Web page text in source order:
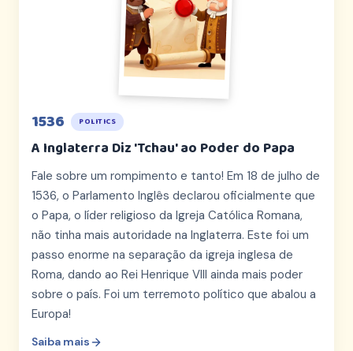
1536 POLITICS
A Inglaterra Diz 'Tchau' ao Poder do Papa
Fale sobre um rompimento e tanto! Em 18 de julho de
1536, o Parlamento Inglês declarou oficialmente que
o Papa, o líder religioso da Igreja Católica Romana,
não tinha mais autoridade na Inglaterra. Este foi um
passo enorme na separação da igreja inglesa de
Roma, dando ao Rei Henrique VIII ainda mais poder
sobre o país. Foi um terremoto político que abalou a
Europa!
Saiba mais